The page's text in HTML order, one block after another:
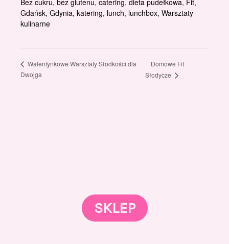
Bez cukru, bez glutenu, catering, dieta pudełkowa, Fit,
Gdańsk, Gdynia, katering, lunch, lunchbox, Warsztaty
kulinarne
Walentynkowe Warsztaty Słodkości dla
Dwojga
Domowe Fit
Słodycze
SKLEP